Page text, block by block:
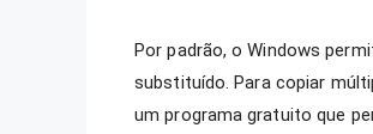
Por padrão, o Windows
substituído. Para copiar
um programa gratuito que